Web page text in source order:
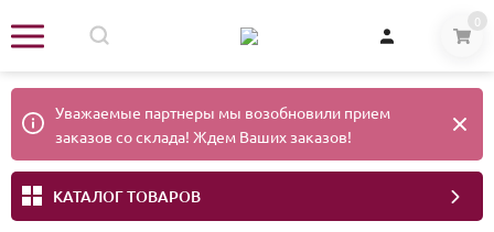
0
Уважаемые партнеры мы возобновили прием
заказов со склада! Ждем Ваших заказов!
КАТАЛОГ ТОВАРОВ